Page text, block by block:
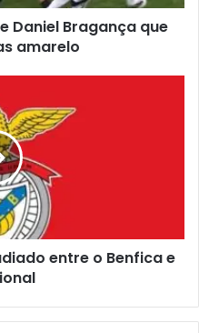
Daniel Bragança que
amarelo
entre o Benfica e